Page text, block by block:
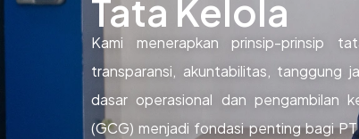
Tata Kelola
Kami menerapkan prinsip-prinsip
transparansi, akuntabilitas, tanggung
dasar operasional dan pengambilan
(GCG) menjadi fondasi penting bagi